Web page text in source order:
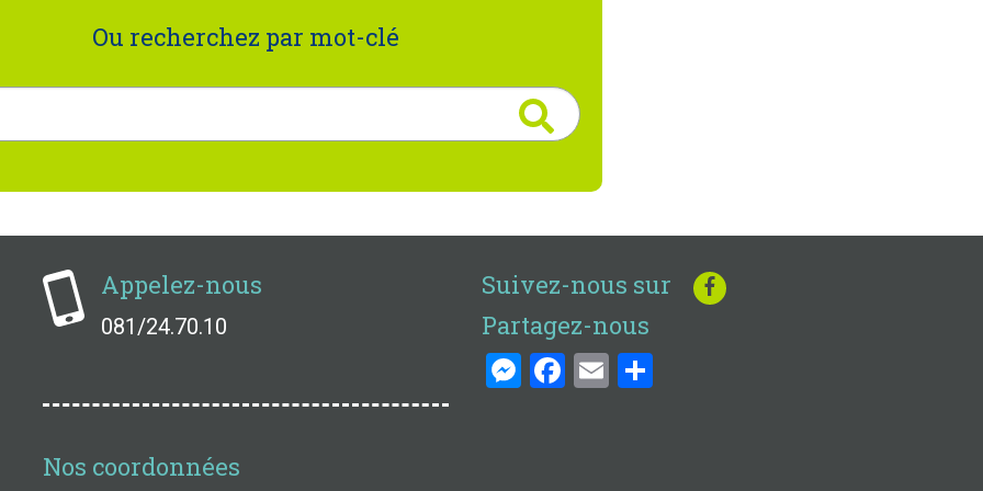
Ou recherchez par mot-clé
Appelez-nous
081/24.70.10
Nos coordonnées
Suivez-nous sur
Partagez-nous
Messenger
Facebook
EmailShare